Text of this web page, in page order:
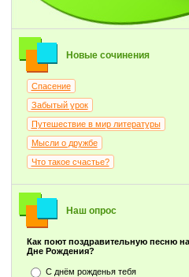
Новые сочинения
Спасение
Забытый урок
Путешествие в мир литературы
Мысли о дружбе
Что такое счастье?
Наш опрос
Как поют поздравительную песню
Дне Рождения?
С днём рожденья тебя